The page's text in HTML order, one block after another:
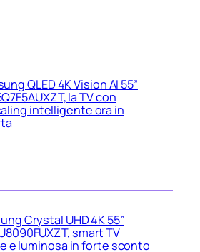
QLED 4K Vision AI 55”
la TV con
intelligente ora in
Crystal UHD 4K 55”
smart TV
e luminosa in forte sconto